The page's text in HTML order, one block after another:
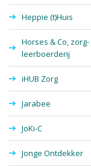
Heppie (t)Huis
Horses & Co, zorg-
leerboerderij
iHUB Zorg
Jarabee
JoKi-C
Jonge Ontdekker